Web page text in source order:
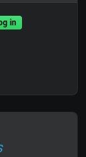
in